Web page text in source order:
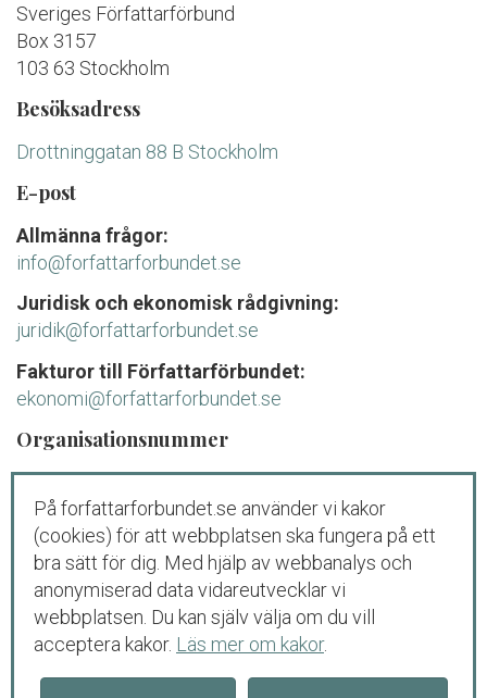
Sveriges Författarförbund
Box 3157
103 63 Stockholm
Besöksadress
Drottninggatan 88 B Stockholm
E-post
Allmänna frågor:
info@forfattarforbundet.se
Juridisk och ekonomisk rådgivning:
juridik@forfattarforbundet.se
Fakturor till Författarförbundet:
ekonomi@forfattarforbundet.se
Organisationsnummer
802004-7687
Telefon
Växeln:08-545 132 00
Tisdag-fredag: 09.00-11.00
Juridisk och ekonomisk rådgivning för
medlemmar och debutanter:
08-545 132 00 (tryck1)
På forfattarforbundet.se använder vi kakor
(cookies) för att webbplatsen ska fungera på ett
bra sätt för dig. Med hjälp av webbanalys och
anonymiserad data vidareutvecklar vi
webbplatsen. Du kan själv välja om du vill
acceptera kakor. Läs mer om kakor.